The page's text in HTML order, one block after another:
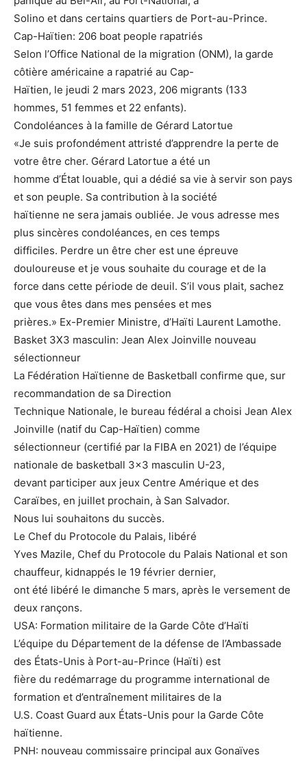
Solino et dans certains quartiers de Port-au-Prince.
Cap-Haïtien: 206 boat people rapatriés
Selon l’Office National de la migration (ONM), la garde
côtière américaine a rapatrié au Cap-
Haïtien, le jeudi 2 mars 2023, 206 migrants (133
hommes, 51 femmes et 22 enfants).
Condoléances à la famille de Gérard Latortue
«Je suis profondément attristé d’apprendre la perte de
votre être cher. Gérard Latortue a été un
homme d’État louable, qui a dédié sa vie à servir son pays
et son peuple. Sa contribution à la société
haïtienne ne sera jamais oubliée. Je vous adresse mes
plus sincères condoléances, en ces temps
difficiles. Perdre un être cher est une épreuve
douloureuse et je vous souhaite du courage et de la
force dans cette période de deuil. S’il vous plait, sachez
que vous êtes dans mes pensées et mes
prières.» Ex-Premier Ministre, d’Haïti Laurent Lamothe.
Basket 3X3 masculin: Jean Alex Joinville nouveau
sélectionneur
La Fédération Haïtienne de Basketball confirme que, sur
recommandation de sa Direction
Technique Nationale, le bureau fédéral a choisi Jean Alex
Joinville (natif du Cap-Haïtien) comme
sélectionneur (certifié par la FIBA en 2021) de l’équipe
nationale de basketball 3×3 masculin U-23,
devant participer aux jeux Centre Amérique et des
Caraïbes, en juillet prochain, à San Salvador.
Nous lui souhaitons du succès.
Le Chef du Protocole du Palais, libéré
Yves Mazile, Chef du Protocole du Palais National et son
chauffeur, kidnappés le 19 février dernier,
ont été libéré le dimanche 5 mars, après le versement de
deux rançons.
USA: Formation militaire de la Garde Côte d’Haïti
L’équipe du Département de la défense de l’Ambassade
des États-Unis à Port-au-Prince (Haïti) est
fière du redémarrage du programme international de
formation et d’entraînement militaires de la
U.S. Coast Guard aux États-Unis pour la Garde Côte
haïtienne.
PNH: nouveau commissaire principal aux Gonaïves